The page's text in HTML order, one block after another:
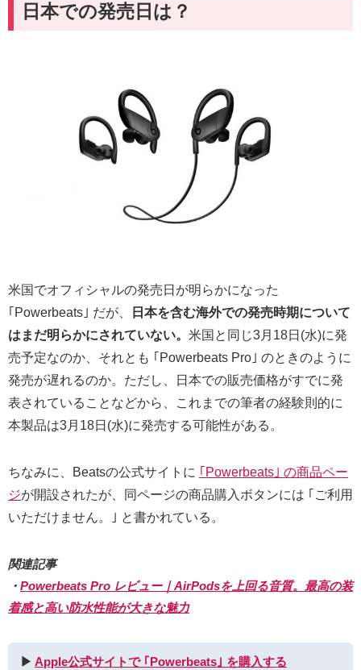
日本での発売日は？
米国でオフィシャルの発売日が明らかになった
｢Powerbeats｣ だが、
日本を含む海外での発売時期について
はまだ明らかにされていない。 米国と同じ3月18日(水)に発
売予定なのか、それとも ｢Powerbeats Pro｣ のときのように
発売が遅れるのか。ただし、日本での販売価格がすでに発
表されていることなどから、これまでの筆者の経験則的に
本製品は3月18日(水)に発売する可能性がある。
ちなみに、Beatsの公式サイトに ｢Powerbeats｣ の商品ペー
ジが開設されたが、同ページの商品購入ボタンには ｢ご利用
いただけません。｣ と書かれている。
関連記事
・ Powerbeats Pro レビュー｜AirPodsを上回る音質。最高の装
着感と高い防水性能が大きな魅力
▶︎ Apple公式サイトで ｢Powerbeats｣ を購入する